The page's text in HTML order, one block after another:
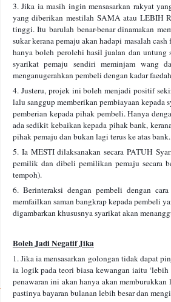
3. Jika ia masih ingin mensasarkan rakyat
yang diberikan mestilah SAMA atau LEBIH
tinggi. Itu barulah benar-benar dinamakan
sukar kerana pemaju akan hadapi masalah
hanya boleh perolehi hasil jualan dan untung
syarikat pemaju sendiri meminjam wang
menganugerahkan pembeli dengan kadar
4. Justeru, projek ini boleh menjadi positif
lalu sanggup memberikan pembiayaan
pemberian kepada pihak pembeli. Hanya
ada sedikit kebaikan kepada pihak bank,
pihak pemaju dan bukan lagi terus ke atas bank.
5. Ia MESTI dilaksanakan secara PATUH
pemilik dan dibeli pemilikan pemaju secara
tempoh).
6. Berinteraksi dengan pembeli dengan
memfailkan saman bangkrap kepada pembeli
digambarkan khususnya syarikat akan
Boleh Jadi Negatif Jika
1. Jika ia mensasarkan golongan tidak dapat
ia logik pada teori biasa kewangan iaitu
penawaran ini akan hanya akan
pastinya bayaran bulanan lebih besar dan